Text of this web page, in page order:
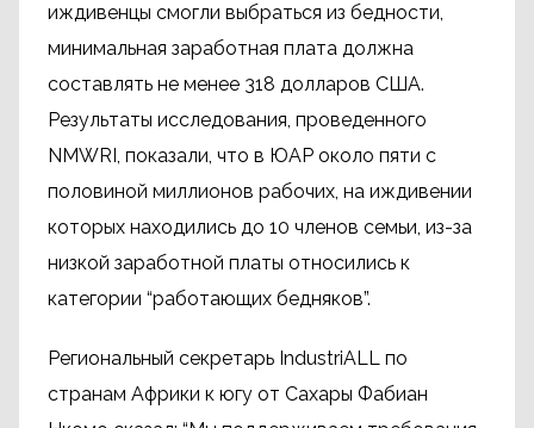
иждивенцы смогли выбраться из бедности,
минимальная заработная плата должна
составлять не менее 318 долларов США.
Результаты исследования, проведенного
NMWRI, показали, что в ЮАР около пяти с
половиной миллионов рабочих, на иждивении
которых находились до 10 членов семьи, из-за
низкой заработной платы относились к
категории “работающих бедняков”.
Региональный секретарь IndustriALL по
странам Африки к югу от Сахары Фабиан